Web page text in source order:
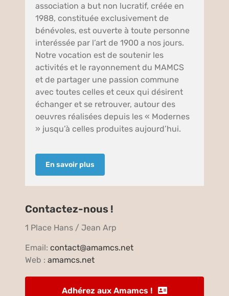
association a but non lucratif, créée en
1988, constituée exclusivement de
bénévoles, est ouverte à toute personne
interéssée par l’art de 1900 a nos jours.
Notre vocation est de soutenir les
activités et le rayonnement du MAMCS
et de partager une passion commune
avec toutes celles et ceux qui désirent
échanger et se retrouver, autour des
oeuvres réalisées depuis les « Modernes
» jusqu’à celles produites aujourd’hui.
En savoir plus
Contactez-nous !
1 Place Hans / Jean Arp
Email:contact@amamcs.net
Web :amamcs.net
Adhérez aux Amamcs !